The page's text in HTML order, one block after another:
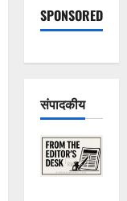
SPONSORED
संपादकीय